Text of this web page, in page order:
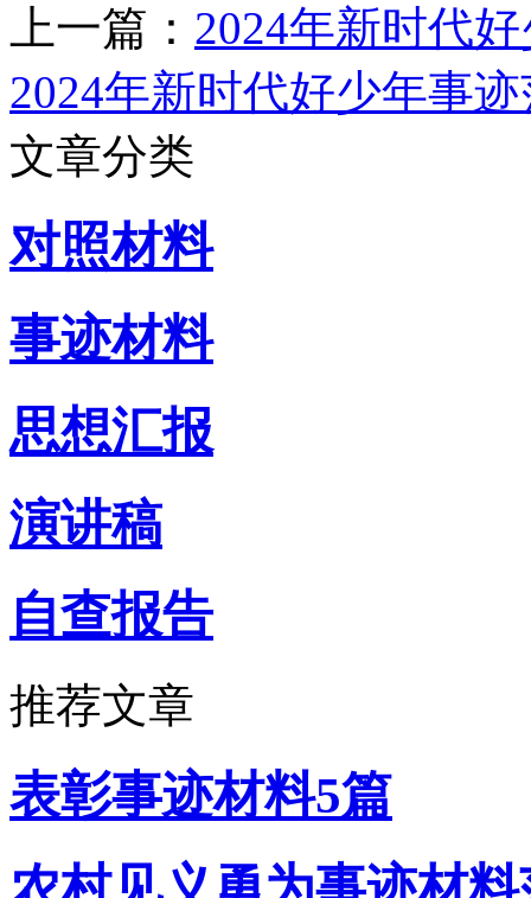
上一篇： 2024年新时代
2024年新时代好少年事
文章分类
对照材料
事迹材料
思想汇报
演讲稿
自查报告
推荐文章
表彰事迹材料5篇